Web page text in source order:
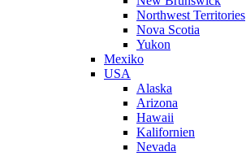
Northwest Territories
Nova Scotia
Yukon
Mexiko
USA
Alaska
Arizona
Hawaii
Kalifornien
Nevada